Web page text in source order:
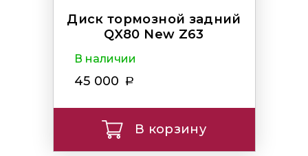
Диск тормозной задний
QX80 New Z63
В наличии
45 000
В корзину